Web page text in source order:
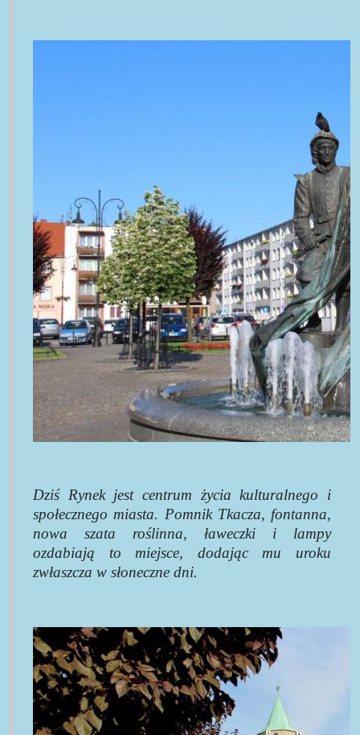
Dziś Rynek jest centrum życia kulturalnego i
społecznego miasta. Pomnik Tkacza, fontanna,
nowa szata roślinna, ławeczki i lampy
ozdabiają to miejsce, dodając mu uroku
zwłaszcza w słoneczne dni.